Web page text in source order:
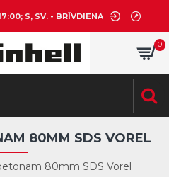
S, SV. - BRĪVDIENA
0
80mm SDS Vorel
80MM SDS VOREL